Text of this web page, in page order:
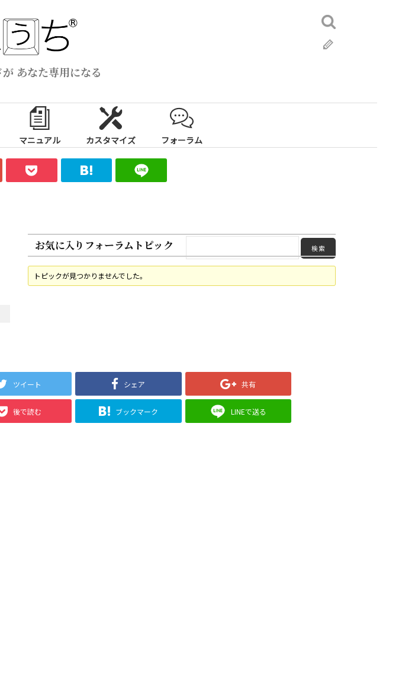
あなた専用になる
検
索:
マニュアル カスタマイズ フォーラム
お気に入りフォーラムトピック
トピックが見つかりませんでした。
ツイート シェア 共有
後で読む ブックマーク LINEで送る